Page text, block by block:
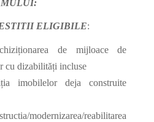
ELIGIBILE:
de mijloace de
cu dizabilități incluse
imobilelor deja construite
modernizarea/reabilitarea